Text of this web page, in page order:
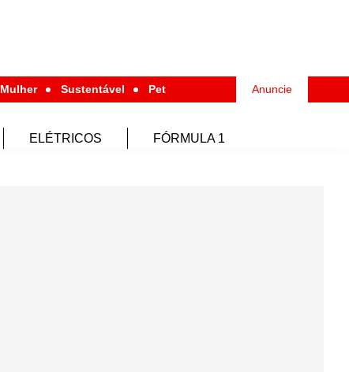
Mulher Sustentável Pet Anuncie
ELÉTRICOS FÓRMULA 1